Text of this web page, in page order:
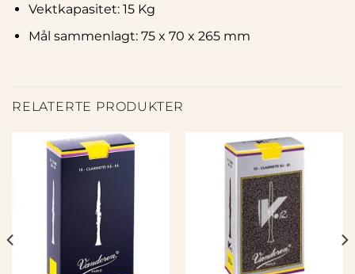
Vektkapasitet: 15 Kg
Mål sammenlagt: 75 x 70 x 265 mm
RELATERTE PRODUKTER